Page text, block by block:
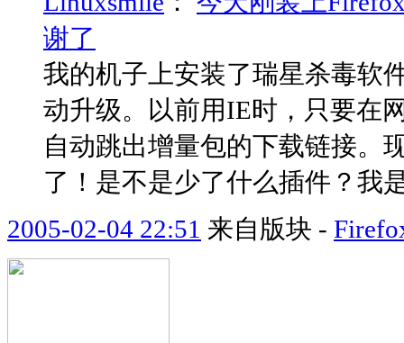
谢了
我的机子上安装了瑞星杀毒软
动升级。以前用IE时，只要在
自动跳出增量包的下载链接。
了！是不是少了什么插件？我
2005-02-04 22:51 来自版块 -